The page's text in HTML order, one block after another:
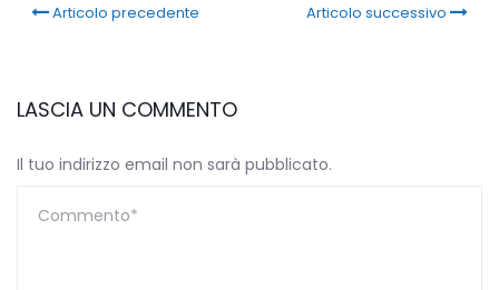
Articolo precedente Articolo successivo
LASCIA UN COMMENTO
Il tuo indirizzo email non sarà pubblicato.